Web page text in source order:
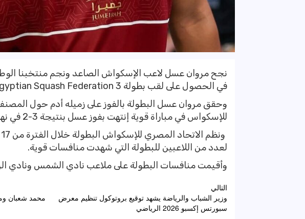
في الحصول على لقب بطولة Egyptian Squash Federation 3 فئة تشالنجر K9.
للإسكواس في مباراة قوية إنتهت بفوز عسل بنتيجة 3-2 في نهائي مصر مثير للغاية.
لعدد من اللاعبين للبطولة التي شهدت منافسات قوية.
وأقيمت منافسات البطولة على ملاعب نادي الشمس ونادي
تصفّح
المقالات
محمد شعبان
التالي
وزير الشباب والرياضة يشهد توقيع بروتوكول تنظيم معرض
سبورتس إكسبو 2026 الرياضي